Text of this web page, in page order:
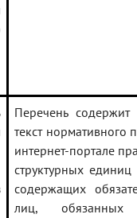
Перечень
текст нормативного
интернет-портале
структурных
содержащих
лиц, обязанных